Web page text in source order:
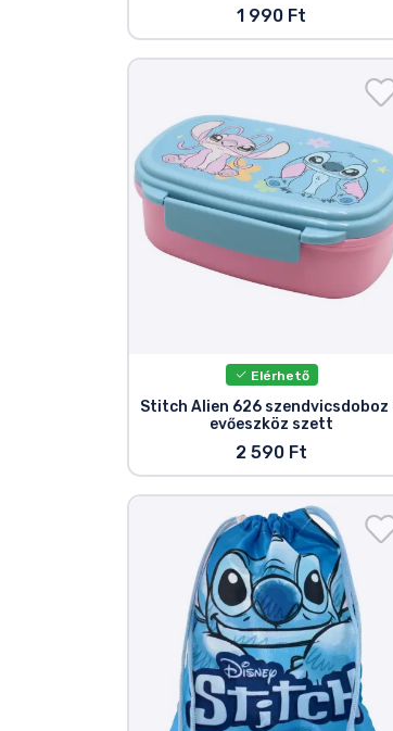
1 990 Ft
Elérhető
Stitch Alien 626 szendvicsdoboz
evőeszköz szett
2 590 Ft